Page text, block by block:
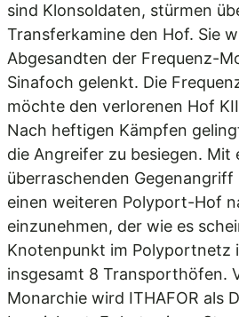
sind Klonsoldaten, stürmen
Transferkamine den Hof. Sie
Abgesandten der Frequenz-
Sinafoch gelenkt. Die
möchte den verlorenen Hof
Nach heftigen Kämpfen
die Angreifer zu besiegen. Mit
überraschenden Gegenangriff
einen weiteren Polyport-Hof
einzunehmen, der wie es
Knotenpunkt im Polyportnetz
insgesamt 8 Transporthöfen.
Monarchie wird ITHAFOR als